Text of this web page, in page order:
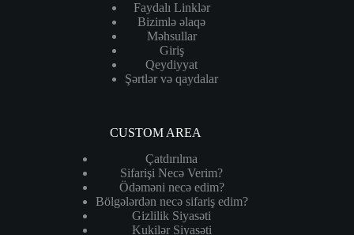
Faydalı Linklər
Bizimlə əlaqə
Məhsullar
Giriş
Qeydiyyat
Şərtlər və qaydalar
CUSTOM AREA
Çatdırılma
Sifarişi Necə Verim?
Ödəməni necə edim?
Bölgələrdən necə sifariş edim?
Gizlilik Siyasəti
Kukilər Siyasəti